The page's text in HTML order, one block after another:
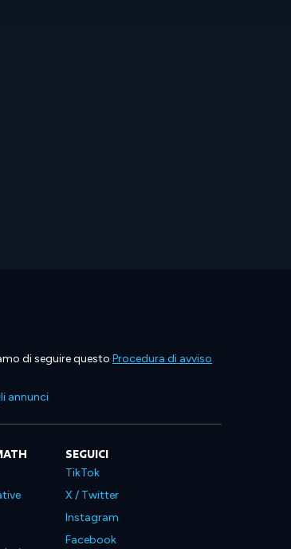
di seguire questo Procedura di avviso
annunci
SEGUICI
TikTok
X / Twitter
Instagram
Facebook